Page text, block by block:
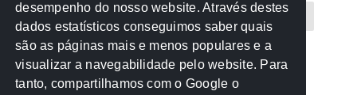
CREA-MT Eventos MPC-MT MPE-MT
MPF Notícias PF PGE-MT PGR
Receita Federal Sem categoria
desempenho do nosso website. Através destes
dados estatísticos conseguimos saber quais
são as páginas mais e menos populares e a
visualizar a navegabilidade pelo website. Para
tanto, compartilhamos com o Google o